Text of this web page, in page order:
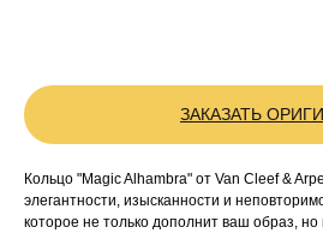
ЗАКАЗАТЬ
Кольцо "Magic Alhambra" от Van Cleef &
элегантности, изысканности и
которое не только дополнит ваш образ,